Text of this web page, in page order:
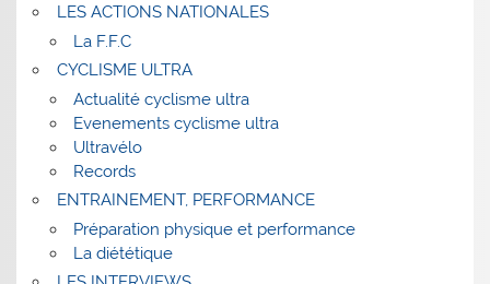
LES ACTIONS NATIONALES
La F.F.C
CYCLISME ULTRA
Actualité cyclisme ultra
Evenements cyclisme ultra
Ultravélo
Records
ENTRAINEMENT, PERFORMANCE
Préparation physique et performance
La diététique